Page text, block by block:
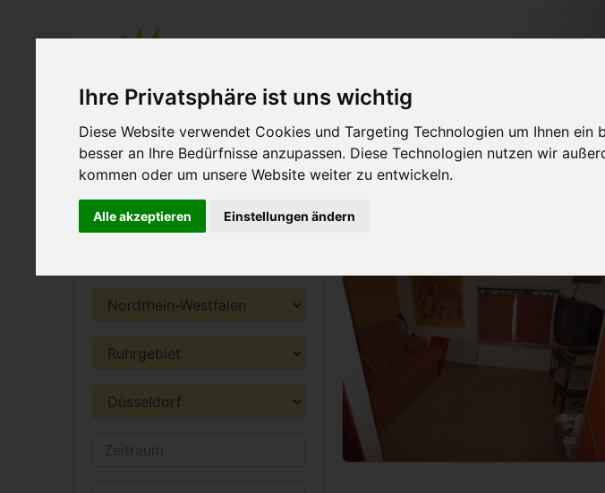
Ihre Privatsphäre ist uns wichtig
Diese Website verwendet Cookies und Targeting Technologien um Ihnen
besser an Ihre Bedürfnisse anzupassen. Diese Technologien nutzen wir
kommen oder um unsere Website weiter zu entwickeln.
Alle akzeptieren Einstellungen ändern
Home(current)
Ferienwohnung suchen Regionen Themen
Ferienwohnung
Ferienwohnungen und